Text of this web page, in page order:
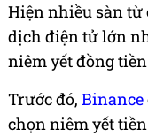
Hiện nhiều sàn từ
dịch điện tử lớn
niêm yết đồng
Trước đó, Binance
chọn niêm yết